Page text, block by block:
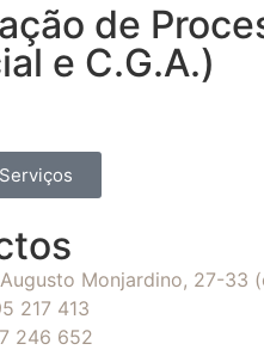
de
e C.G.A.)
Augusto Monjardino, 27-
217 413
246 652